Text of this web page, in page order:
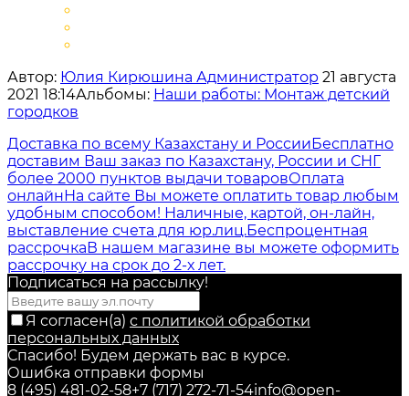
Автор: Юлия Кирюшина Администратор 21 августа
2021 18:14Альбомы: Наши работы: Монтаж детский
городков
Доставка по всему Казахстану и РоссииБесплатно
доставим Ваш заказ по Казахстану, России и СНГ
более 2000 пунктов выдачи товаровОплата
онлайнНа сайте Вы можете оплатить товар любым
удобным способом! Наличные, картой, он-лайн,
выставление счета для юр.лиц.Беспроцентная
рассрочкаВ нашем магазине вы можете оформить
рассрочку на срок до 2-х лет.
Подписаться на рассылкy!
Я согласен(a) с политикой обработки
персональных данных
Спасибо! Будем держать вас в курсе.
Ошибка отправки формы
8 (495) 481-02-58+7 (717) 272-71-54info@open-